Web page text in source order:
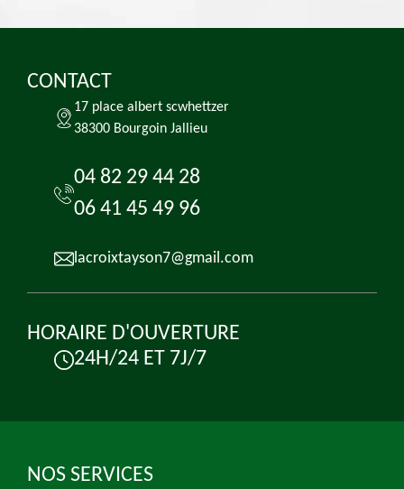
CONTACT
17 place albert scwhettzer
38300 Bourgoin Jallieu
04 82 29 44 28
06 41 45 49 96
lacroixtayson7@gmail.com
HORAIRE D'OUVERTURE
24H/24 ET 7J/7
NOS SERVICES